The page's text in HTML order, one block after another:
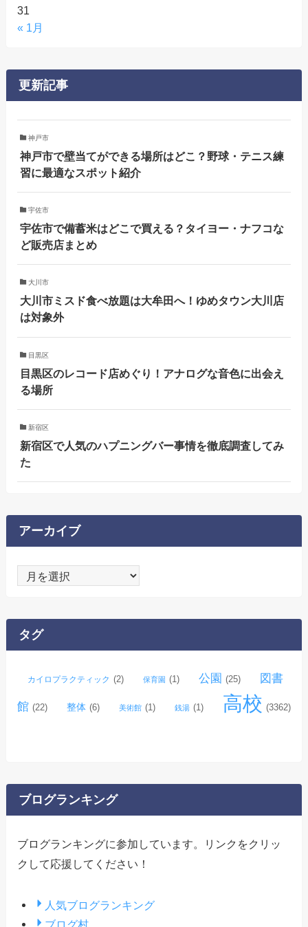
31
« 1月
更新記事
神戸市
神戸市で壁当てができる場所はどこ？野球・テニス練
習に最適なスポット紹介
宇佐市
宇佐市で備蓄米はどこで買える？タイヨー・ナフコな
ど販売店まとめ
大川市
大川市ミスド食べ放題は大牟田へ！ゆめタウン大川店
は対象外
目黒区
目黒区のレコード店めぐり！アナログな音色に出会え
る場所
新宿区
新宿区で人気のハプニングバー事情を徹底調査してみ
た
アーカイブ
ー
ブ
タグ
カイロプラクティック (2) 保育園 (1) 公園 (25) 図書
館 (22) 整体 (6) 美術館 (1) 銭湯 (1) 高校 (3362)
ブログランキング
ブログランキングに参加しています。リンクをクリッ
クして応援してください！
人気ブログランキング
ブログ村